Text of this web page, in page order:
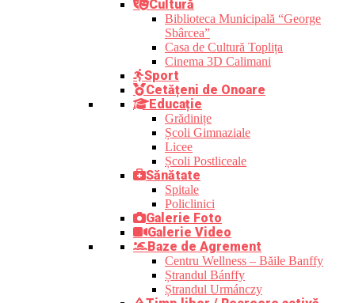
Cultură
Biblioteca Municipală “George
Sbârcea”
Casa de Cultură Toplița
Cinema 3D Calimani
Sport
Cetățeni de Onoare
Educație
Grădinițe
Școli Gimnaziale
Licee
Școli Postliceale
Sănătate
Spitale
Policlinici
Galerie Foto
Galerie Video
Baze de Agrement
Centru Wellness – Băile Banffy
Ștrandul Bánffy
Ștrandul Urmánczy